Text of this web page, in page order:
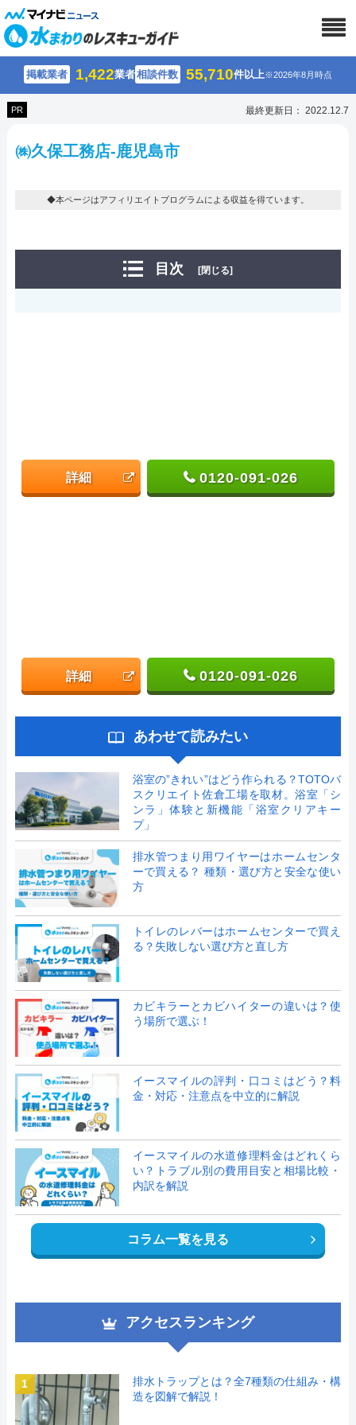
掲載業者 1,422業者相談件数 55,710件以上※2026年8月時点
PR 最終更新日： 2022.12.7
㈱久保工務店-鹿児島市
◆本ページはアフィリエイトプログラムによる収益を得ています。
目次 [閉じる]
詳細 0120-091-026
詳細 0120-091-026
あわせて読みたい
浴室の”きれい”はどう作られる？TOTOバ
スクリエイト佐倉工場を取材。浴室「シ
ンラ」体験と新機能「浴室クリアキー
プ」
排水管つまり用ワイヤーはホームセンタ
ーで買える？ 種類・選び方と安全な使い
方
トイレのレバーはホームセンターで買え
る？失敗しない選び方と直し方
カビキラーとカビハイターの違いは？使
う場所で選ぶ！
イースマイルの評判・口コミはどう？料
金・対応・注意点を中立的に解説
イースマイルの水道修理料金はどれくら
い？トラブル別の費用目安と相場比較・
内訳を解説
コラム一覧を見る
アクセスランキング
1
排水トラップとは？全7種類の仕組み・構
造を図解で解説！